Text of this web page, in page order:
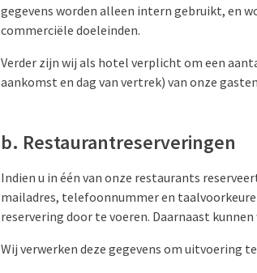
gegevens worden alleen intern gebruikt, en
commerciële doeleinden.
Verder zijn wij als hotel verplicht om een
aankomst en dag van vertrek) van onze
b. Restaurantreserveringen
Indien u in één van onze restaurants
mailadres, telefoonnummer en
reservering door te voeren. Daarnaast
Wij verwerken deze gegevens om uitvoering